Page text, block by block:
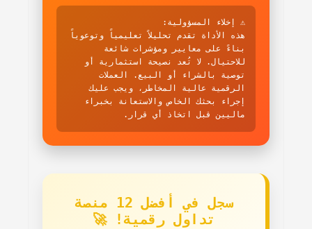
⚠️ إخلاء المسؤولية:
هذه الأداة تقدم تحليلاً تعليمياً وتوعوياً
بناءً على معايير ومؤشرات شائعة
للاحتيال. لا تُعد نصيحة استثمارية أو
توصية بالشراء أو البيع. العملات
الرقمية عالية المخاطر، ويجب عليك
إجراء بحثك الخاص والاستعانة بخبراء
ماليين قبل اتخاذ أي قرار.
سجل في أفضل 12 منصة
تداول رقمية! 🚀